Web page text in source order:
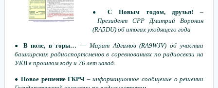
●С Новым годом,друзья!
–
Президент СРР Дмитрий Воронин
(RA5DU) об итогах уходящего года
● В поле, в горы… — Марат Адгамов (RA9WJV) об участии
башкирских радиоспортсменовв соревнованиях по радиосвязи на
УКВ в прошлом году и 76 лет назад.
●Новое решение ГКРЧ –информационное сообщение о решении